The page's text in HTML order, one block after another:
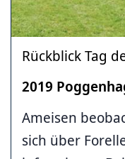
Rückblick Tag
2019
Ameisen
sich über